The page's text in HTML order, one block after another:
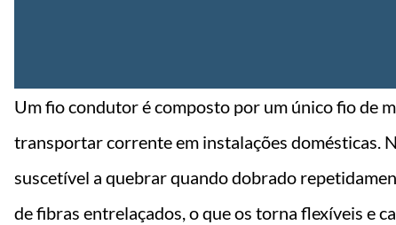
Um fio condutor é composto por um único fio de
transportar corrente em instalações domésticas.
suscetível a quebrar quando dobrado
de fibras entrelaçados, o que os torna flexíveis e